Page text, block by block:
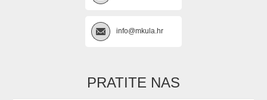
info@mkula.hr
PRATITE NAS